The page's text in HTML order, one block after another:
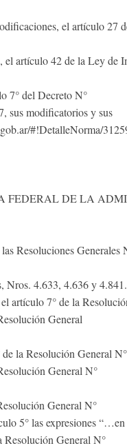
el artículo 27
el artículo 42 de la Ley de
7° del Decreto N°
sus modificatorios y sus
#!DetalleNorma/
FEDERAL DE LA
Resoluciones Generales
Nros. 4.633, 4.636 y 4.841.
artículo 7° de la
General
la Resolución General N°
General N°
General N°
5° las expresiones
Resolución General N°